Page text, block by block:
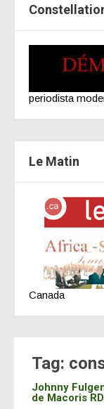
periodista
Le Matin
Canada
Tag:
Johnny
de Macoris